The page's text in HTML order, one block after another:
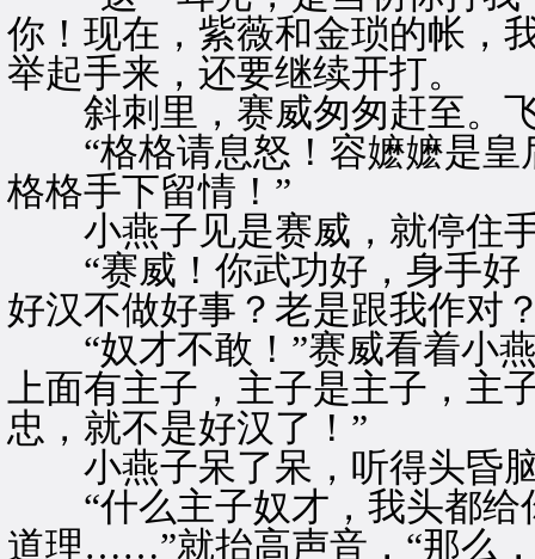
你！现在，紫薇和金琐的帐，
举起手来，还要继续开打。
斜刺里，赛威匆匆赶至。飞
“格格请息怒！容嬷嬷是皇
格格手下留情！”
小燕子见是赛威，就停住
“赛威！你武功好，身手好
好汉不做好事？老是跟我作对
“奴才不敢！”赛威看着小燕
上面有主子，主子是主子，主
忠，就不是好汉了！”
小燕子呆了呆，听得头昏
“什么主子奴才，我头都给
道理……”就抬高声音，“那么